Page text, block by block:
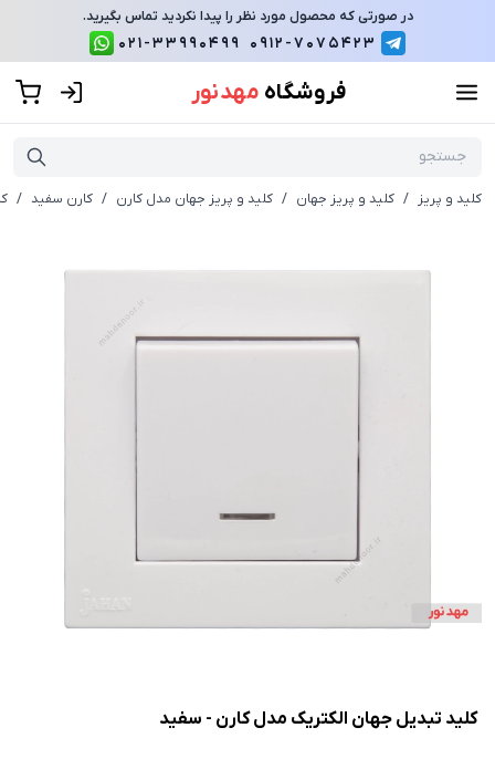
در صورتی که محصول مورد نظر را پیدا نکردید تماس بگیرید.
0912-7075423
021-33990499
فروشگاه مهد نور
کلید و پریز / کلید و پریز جهان / کلید و پریز جهان مدل کارن / کارن سفید /
کلید تبدیل جهان الکتریک مدل کارن - سفید